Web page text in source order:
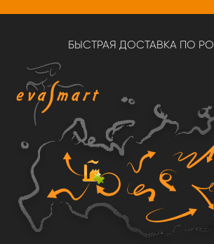
БЫСТРАЯ ДОСТАВКА ПО